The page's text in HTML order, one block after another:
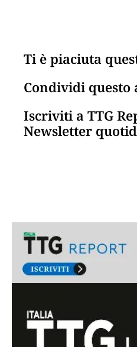
Ti è piaciuta
Condividi questo
Iscriviti a TTG
Newsletter